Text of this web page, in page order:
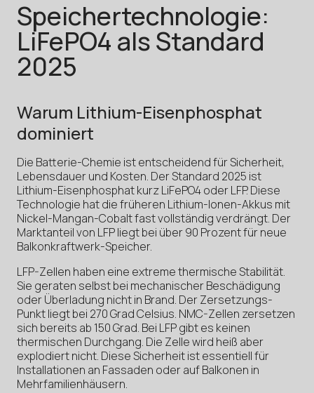
Speichertechnologie:
LiFePO4 als Standard
2025
Warum Lithium-Eisenphosphat
dominiert
Die Batterie-Chemie ist entscheidend für Sicherheit,
Lebensdauer und Kosten. Der Standard 2025 ist
Lithium-Eisenphosphat kurz LiFePO4 oder LFP. Diese
Technologie hat die früheren Lithium-Ionen-Akkus mit
Nickel-Mangan-Cobalt fast vollständig verdrängt. Der
Marktanteil von LFP liegt bei über 90 Prozent für neue
Balkonkraftwerk-Speicher.
LFP-Zellen haben eine extreme thermische Stabilität.
Sie geraten selbst bei mechanischer Beschädigung
oder Überladung nicht in Brand. Der Zersetzungs-
Punkt liegt bei 270 Grad Celsius. NMC-Zellen zersetzen
sich bereits ab 150 Grad. Bei LFP gibt es keinen
thermischen Durchgang. Die Zelle wird heiß aber
explodiert nicht. Diese Sicherheit ist essentiell für
Installationen an Fassaden oder auf Balkonen in
Mehrfamilienhäusern.